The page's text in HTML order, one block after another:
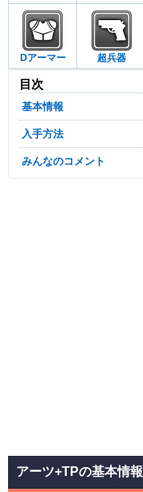
Dアーマー 超兵器
目次
基本情報
入手方法
みんなのコメント
アーツ+TPの基本情報